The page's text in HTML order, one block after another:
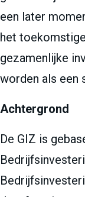
een later
het
gezamenlijke
worden als een
Achtergrond
De GIZ is